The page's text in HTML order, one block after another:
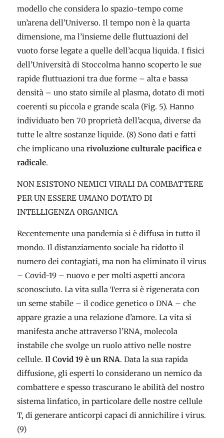
modello che considera lo spazio-tempo come
un’arena dell’Universo. Il tempo non è la quarta
dimensione, ma l’insieme delle fluttuazioni del
vuoto forse legate a quelle dell’acqua liquida. I fisici
dell’Università di Stoccolma hanno scoperto le sue
rapide fluttuazioni tra due forme – alta e bassa
densità – uno stato simile al plasma, dotato di moti
coerenti su piccola e grande scala (Fig. 5). Hanno
individuato ben 70 proprietà dell’acqua, diverse da
tutte le altre sostanze liquide. (8) Sono dati e fatti
che implicano una rivoluzione culturale pacifica e
radicale.
NON ESISTONO NEMICI VIRALI DA COMBATTERE
PER UN ESSERE UMANO DOTATO DI
INTELLIGENZA ORGANICA
Recentemente una pandemia si è diffusa in tutto il
mondo. Il distanziamento sociale ha ridotto il
numero dei contagiati, ma non ha eliminato il virus
– Covid-19 – nuovo e per molti aspetti ancora
sconosciuto. La vita sulla Terra si è rigenerata con
un seme stabile – il codice genetico o DNA – che
appare grazie a una relazione d’amore. La vita si
manifesta anche attraverso l’RNA, molecola
instabile che svolge un ruolo attivo nelle nostre
cellule. Il Covid 19 è un RNA. Data la sua rapida
diffusione, gli esperti lo considerano un nemico da
combattere e spesso trascurano le abilità del nostro
sistema linfatico, in particolare delle nostre cellule
T, di generare anticorpi capaci di annichilire i virus.
(9)